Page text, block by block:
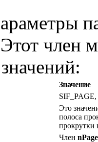
Этот член
Значение
Это
полоса
прокрутки
Член nPage